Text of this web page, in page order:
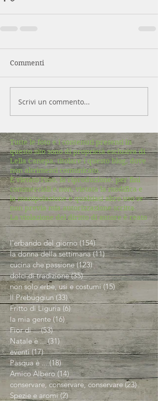
Commenti
Scrivi un commento...
Tutte le foto e i contenuti presenti in
questo sito sono di proprietà esclusiva di
Lella Canepa, titolare i questo blog, dove
non altrimenti comunicato.
È vietato l'uso, la riproduzione, per fini
commerciali e non, vietata la modifica e
la manipolazione e qualsiasi altro uso se
non previa mia autorizzazione scritta.
La violazione del diritto di autore è reato
l'erbando del giorno (154)154 post
la donna della settimana (11)11 post
cucina che passione (123)123 post
dolci di tradizione (35)35 post
non solo erbe, usi e costumi (15)15 post
Il Prebuggiun (33) 33 post
Fritto di Liguria (6)6 post
la mia gente (16)
Fior di ... (53)53 post
Natale è ... (31)31 post
eventi (17)17 post
Pasqua è ... (18)18 post
Amico Albero (14)14 post
conservare, conservare, conservare (23)23 post
Spezie e aromi (2) 2 post